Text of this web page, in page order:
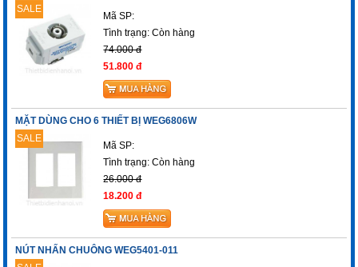
SALE
Mã SP:
Tình trạng:Còn hàng
74.000 đ
51.800 đ
MẶT DÙNG CHO 6 THIẾT BỊ WEG6806W
SALE
Mã SP:
Tình trạng:Còn hàng
26.000 đ
18.200 đ
NÚT NHẤN CHUÔNG WEG5401-011